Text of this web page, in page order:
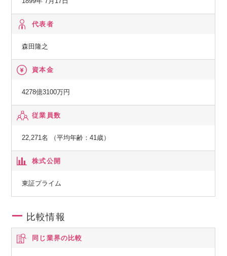
製造業、流通・サービス業、金融業などの民需向けにITソリ
ューションを提供し、お客さまの新サービス立ち上げなどに
貢献しています。最先端のデジタル技術を活用し、お客さま
との共創を通じて、人やモノ、プロセスを企業・産業の枠を
します。
◆ネットワークサービス事業
通信事業者向けに、ネットワーク構築に必要な機器や運用管
す。さらに、IoT/5G時代に向けてネットワークへのニーズが
多様化する中、テレコムキャリア市場で培ったネットワーク
自治体などの市場に展開していきます。
代表者
森田隆之
資本金
4278億3100万円
従業員数
22,271名 （平均年齢：41歳）
株式公開
東証プライム
比較情報
同じ業界の比較